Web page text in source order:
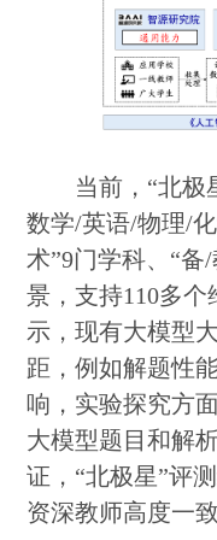
当前，“北极
数学/英语/物理/
术”9门学科、“
景，支持110多
示，现有大模型
距，例如解题性
响，实验探究方
大模型题目和解
证，“北极星”评
资深教师高度一致